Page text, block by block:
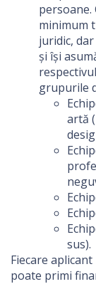
minimum
juridic,
și își
grupurile
artă
sus).
Fiecare
poate primi